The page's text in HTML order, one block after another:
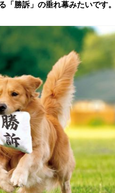
「勝訴」の垂れ幕みたいです。